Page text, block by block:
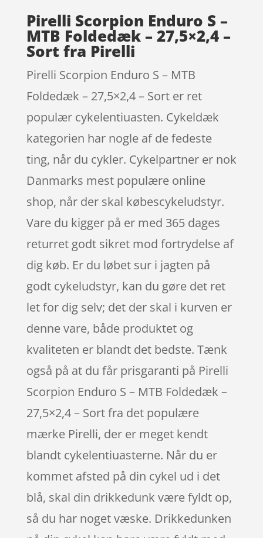
Pirelli Scorpion Enduro S –
MTB Foldedæk – 27,5×2,4 –
Sort fra Pirelli
Pirelli Scorpion Enduro S – MTB
Foldedæk – 27,5×2,4 – Sort er ret
populær cykelentiuasten. Cykeldæk
kategorien har nogle af de fedeste
ting, når du cykler. Cykelpartner er nok
Danmarks mest populære online
shop, når der skal købescykeludstyr.
Vare du kigger på er med 365 dages
returret godt sikret mod fortrydelse af
dig køb. Er du løbet sur i jagten på
godt cykeludstyr, kan du gøre det ret
let for dig selv; det der skal i kurven er
denne vare, både produktet og
kvaliteten er blandt det bedste. Tænk
også på at du får prisgaranti på Pirelli
Scorpion Enduro S – MTB Foldedæk –
27,5×2,4 – Sort fra det populære
mærke Pirelli, der er meget kendt
blandt cykelentiuasterne. Når du er
kommet afsted på din cykel ud i det
blå, skal din drikkedunk være fyldt op,
så du har noget væske. Drikkedunken